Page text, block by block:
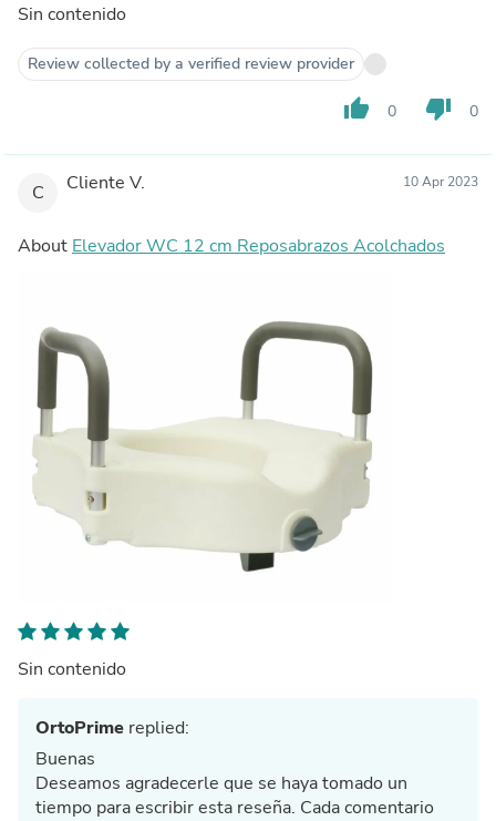
Sin contenido
Review collected by a verified review provider
thumb_up 0 thumb_down 0
C Cliente V. 10 Apr 2023
About Elevador WC 12 cm Reposabrazos Acolchados
Sin contenido
OrtoPrime replied:
Buenas
Deseamos agradecerle que se haya tomado un
tiempo para escribir esta reseña. Cada comentario